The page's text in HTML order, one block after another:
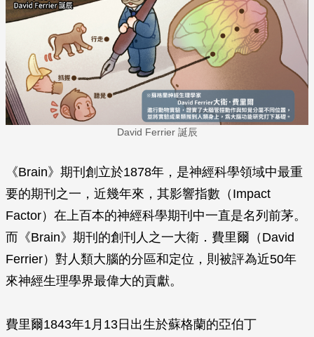
David Ferrier 誕辰
《Brain》期刊創立於1878年，是神經科學領域中最重
要的期刊之一，近幾年來，其影響指數（Impact
Factor）在上百本的神經科學期刊中一直是名列前茅。
而《Brain》期刊的創刊人之一大衛．費里爾（David
Ferrier）對人類大腦的分區和定位，則被評為近50年
來神經生理學界最偉大的貢獻。
費里爾1843年1月13日出生於蘇格蘭的亞伯丁